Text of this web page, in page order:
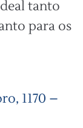
tanto
para os
1170 –